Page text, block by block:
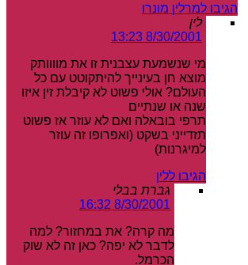
הגיבו למרלין מונרו
לין
8/30/2001 13:23
מי שנשמעת עצבנית זו את מוווותק
מוצא חן בעינייך להיתקוטט עם כל
העולם? אולי פשוט לא קיבלת זין איזו
שנה או שנתיים
תרפי בובאלה ואם לא עוזר אז פשוט
תזדייני בשקט (ואפרופו זה עוזר
למיגרנות)
הגיבו ללין
גברת בבלי
8/30/2001 16:32
מה קרה? את במחזור? למה
לדבר לא יפה? כאן זה לא שוק
הכרמל.